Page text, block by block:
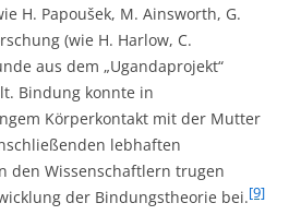
H. Papoušek, M. Ainsworth, G.
(wie H. Harlow, C.
aus dem „Ugandaprojekt“
Bindung konnte in
Körperkontakt mit der Mutter
lebhaften
den Wissenschaftlern trugen
der Bindungstheorie bei.[9]